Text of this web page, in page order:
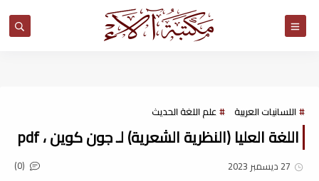
اللسانيات العربية علم اللغة الحديث
اللغة العليا (النظرية الشعرية) لـ جون كوين ، pdf
27 ديسمبر 2023 (0)